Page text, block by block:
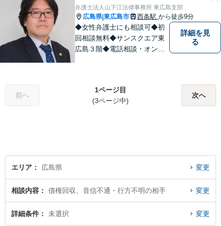
弁護士法人山下江法律事務所 東広島支部
広島県|東広島市 西条駅 から徒歩9分
◆女性弁護士にも相談可◆初
回相談無料◆サンスクエア東
広島３階◆電話相談・オンラ
しにくいことも安心してご相
談ください。あなたの気持ち
詳細を見
る
前へ
1ページ目
(3ページ中)
次へ
エリア 広島県 変更
相談内容 債権回収、音信不通・行方不明の相手 変更
詳細条件 未選択 変更